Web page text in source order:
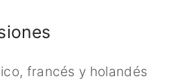
francés y holandés